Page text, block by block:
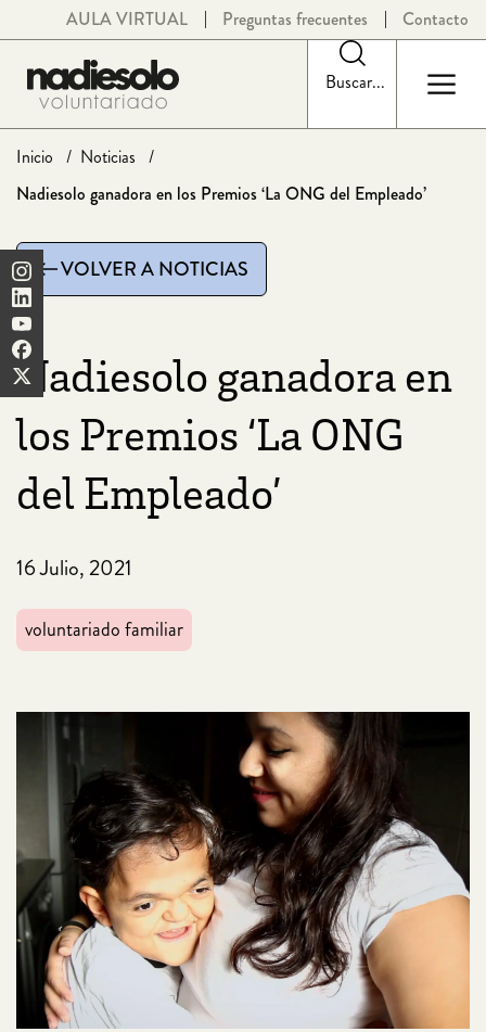
al
contenido
AULA VIRTUAL Preguntas frecuentes Contacto
Buscar...
Inicio
Noticias
Nadiesolo ganadora en los Premios ‘La ONG del Empleado’
VOLVER A NOTICIAS
Nadiesolo ganadora en
los Premios ‘La ONG
del Empleado’
16 Julio, 2021
voluntariado familiar